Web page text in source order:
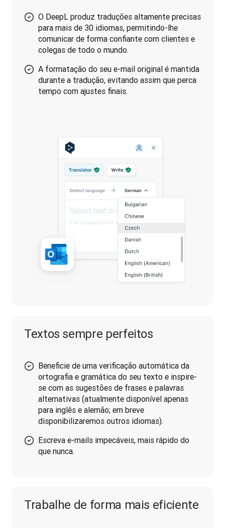
O DeepL produz traduções altamente precisas
para mais de 30 idiomas, permitindo-lhe
comunicar de forma confiante com clientes e
colegas de todo o mundo.
A formatação do seu e-mail original é mantida
durante a tradução, evitando assim que perca
tempo com ajustes finais.
Textos sempre perfeitos
Beneficie de uma verificação automática da
ortografia e gramática do seu texto e inspire-
se com as sugestões de frases e palavras
alternativas (atualmente disponível apenas
para inglês e alemão; em breve
disponibilizaremos outros idiomas).
Escreva e-mails impecáveis, mais rápido do
que nunca.
Trabalhe de forma mais eficiente